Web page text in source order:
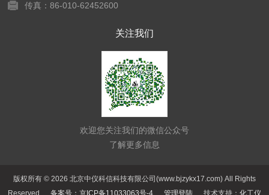
传真：86-010-62452600
关注我们
欢迎您关注我们的微信公众号
了解更多信息
版权所有 © 2026 北京中仪科信科技有限公司(www.bjzykx17.com) All Rights
Reserved 备案号：京ICP备11033063号-4 管理登陆 技术支持： 化工仪